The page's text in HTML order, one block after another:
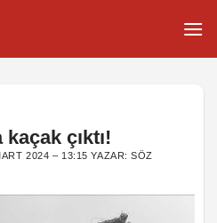
çıktı!
2024 – 13:15 YAZAR:SÖZ